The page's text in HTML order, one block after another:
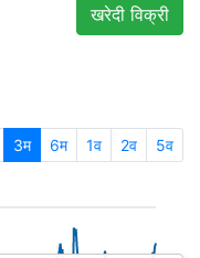
खरेदी विक्री
3म 6म 1व 2व 5व